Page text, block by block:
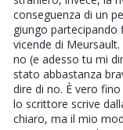
conseguenza di un
giungo partecipando
vicende di
no (e adesso tu mi
stato abbastanza
dire di no. È vero
lo scrittore scrive
chiaro, ma il mio